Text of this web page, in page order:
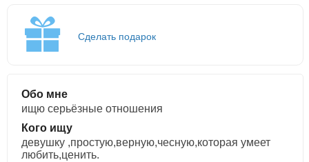
Сделать подарок
Обо мне
ищю серьёзные отношения
Кого ищу
девушку ,простую,верную,чесную,которая умеет
любить,ценить.